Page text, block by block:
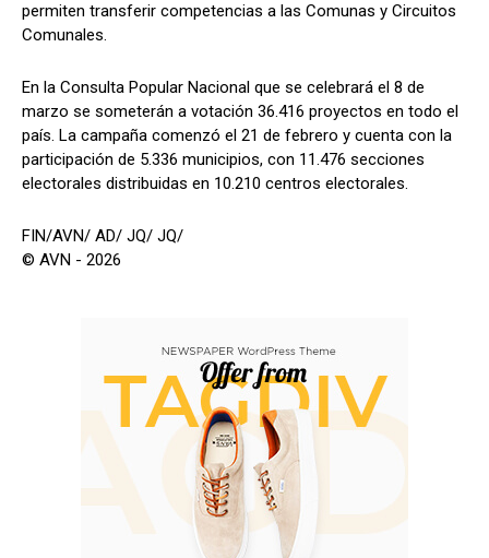
permiten transferir competencias a las Comunas y Circuitos
Comunales.
En la Consulta Popular Nacional que se celebrará el 8 de
marzo se someterán a votación 36.416 proyectos en todo el
país. La campaña comenzó el 21 de febrero y cuenta con la
participación de 5.336 municipios, con 11.476 secciones
electorales distribuidas en 10.210 centros electorales.
FIN/AVN/ AD/ JQ/ JQ/
© AVN - 2026